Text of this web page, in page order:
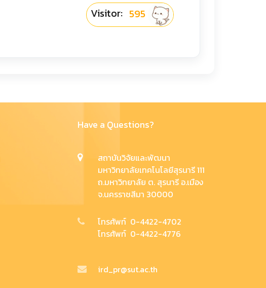
Visitor: 595
Have a Questions?
สถาบันวิจัยและพัฒนา
มหาวิทยาลัยเทคโนโลยีสุรนารี 111
ถ.มหาวิทยาลัย ต. สุรนารี อ.เมือง
จ.นครราชสีมา 30000
โทรศัพท์ 0-4422-4702
โทรศัพท์ 0-4422-4776
ird_pr@sut.ac.th